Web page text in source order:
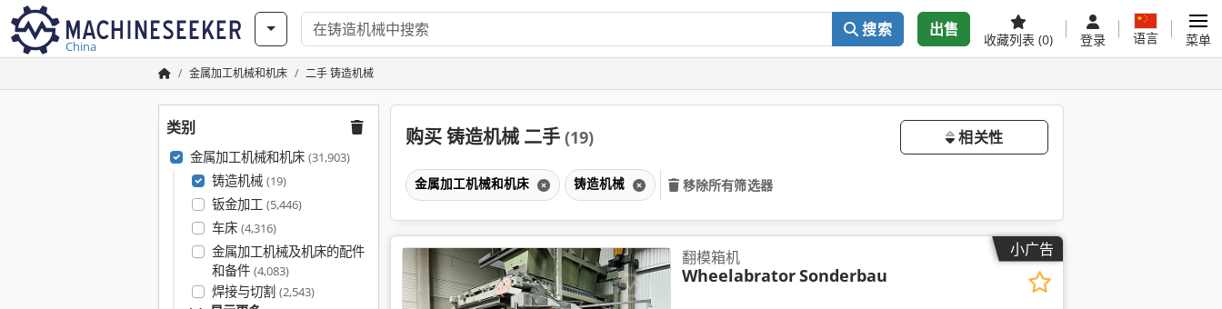
China
搜索 出售
收藏列表 (0) 登录 语言 菜单
金属加工机械和机床 二手 铸造机械
类别
金属加工机械和机床 (31,903)
铸造机械 (19)
钣金加工 (5,446)
车床 (4,316)
金属加工机械及机床的配件
和备件 (4,083)
焊接与切割 (2,543)
购买 铸造机械 二手 (19) 相关性
金属加工机械和机床 铸造机械 移除所有筛选器
小广告
翻模箱机
WheelabratorSonderbau